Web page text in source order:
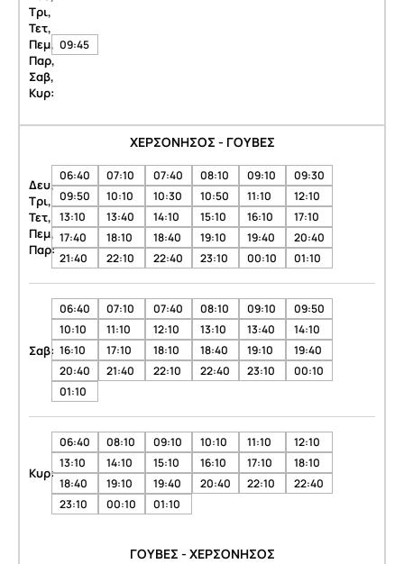
Τρι,
Τετ,
Πεμ,
Παρ,
Σαβ,
Κυρ:
09:45
ΧΕΡΣΟΝΗΣΟΣ - ΓΟΥΒΕΣ
Δευ,
Τρι,
Τετ,
Πεμ,
Παρ:
06:40 07:10 07:40 08:10 09:10
09:30
09:50
10:10 10:30 10:50 11:10
12:10
13:10
13:40 14:10 15:10 16:10
17:10
17:40
18:10 18:40 19:10 19:40
20:40
21:40
22:10 22:40 23:10 00:10 01:10
Σαβ:
06:40 07:10 07:40 08:10 09:10
09:50
10:10
11:10 12:10 13:10 13:40
14:10
16:10
17:10 18:10 18:40 19:10
19:40
20:40
21:40 22:10 22:40 23:10
00:10
01:10
Κυρ:
06:40 08:10 09:10 10:10 11:10
12:10
13:10
14:10 15:10 16:10 17:10
18:10
18:40
19:10 19:40 20:40 22:10
22:40
23:10
00:10 01:10
ΓΟΥΒΕΣ - ΧΕΡΣΟΝΗΣΟΣ